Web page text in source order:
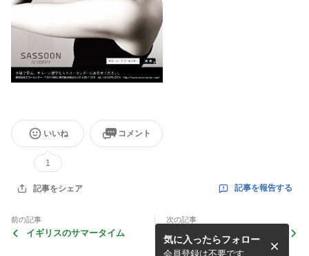
いいね
1
コメント
記事をシェア 記事を報告する
前の記事
イギリスのサマータイム
次の記事
キリスト教圏の祝日「イース
ター」
気に入ったらフォロー
会員登録は不要です